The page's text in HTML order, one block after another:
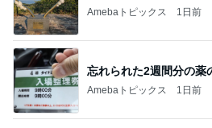
Amebaトピックス 1日前
忘れられた2週間分の薬
Amebaトピックス 1日前